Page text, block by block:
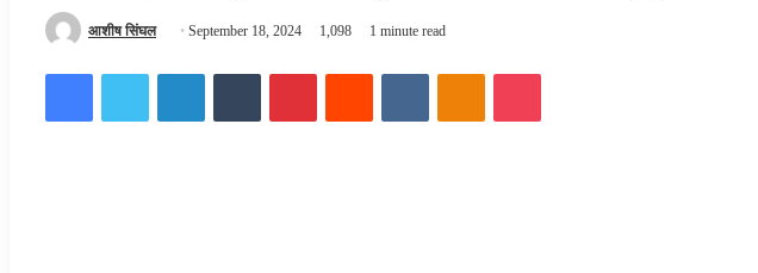
आशीष सिंघल
Send September 18, 2024 1,098 1 minute read
FacebookTwitter LinkedInTumblr PinterestReddit VKontakteOdnoklassniki
Pocket